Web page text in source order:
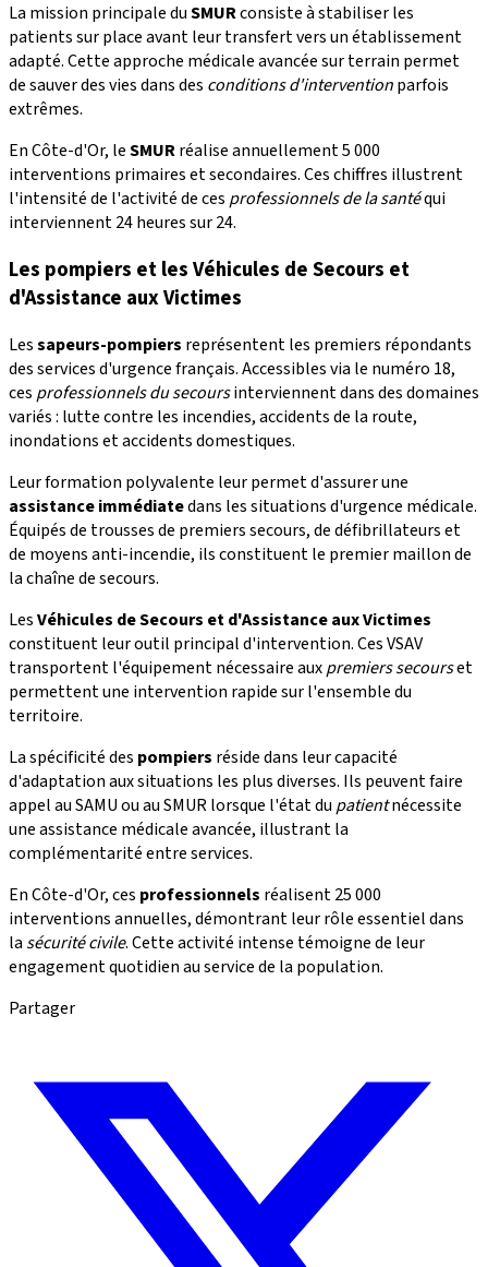
La mission principale duSMURconsiste à stabiliser les
patients sur place avant leur transfert vers un établissement
adapté. Cette approche médicale avancée sur terrain permet
de sauver des vies dans des conditions d'interventionparfois
extrêmes.
En Côte-d'Or, leSMURréalise annuellement 5 000
interventions primaires et secondaires. Ces chiffres illustrent
l'intensité de l'activité de ces professionnels de la santéqui
interviennent 24 heures sur 24.
Les pompiers et les Véhicules de Secours et
d'Assistance aux Victimes
Lessapeurs-pompiers représentent les premiers répondants
des services d'urgence français. Accessibles via le numéro 18,
ces professionnels du secoursinterviennent dans des domaines
variés : lutte contre les incendies, accidents de la route,
inondations et accidents domestiques.
Leur formation polyvalente leur permet d'assurer une
assistance immédiatedans les situations d'urgence médicale.
Équipés de trousses de premiers secours, de défibrillateurs et
de moyens anti-incendie, ils constituent le premier maillon de
la chaîne de secours.
LesVéhicules de Secours et d'Assistance aux Victimes
constituent leur outil principal d'intervention. Ces VSAV
transportent l'équipement nécessaire auxpremiers secourset
permettent une intervention rapide sur l'ensemble du
territoire.
La spécificité des pompiers réside dans leur capacité
d'adaptation aux situations les plus diverses. Ils peuvent faire
appel au SAMU ou au SMUR lorsque l'état du patientnécessite
une assistance médicale avancée, illustrant la
complémentarité entre services.
En Côte-d'Or, ces professionnels réalisent 25 000
interventions annuelles, démontrant leur rôle essentiel dans
la sécurité civile. Cette activité intense témoigne de leur
engagement quotidien au service de la population.
Partager